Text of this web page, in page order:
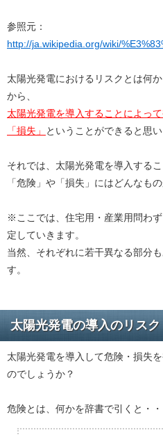
参照元：
http://ja.wikipedia.org/wiki/
太陽光発電におけるリスクとは何
から、
太陽光発電を導入することによっ
「損失」
ということができると思い
それでは、太陽光発電を導入する
「危険」や「損失」にはどんなも
※ここでは、住宅用・産業用問わ
定していきます。
当然、それぞれに若干異なる部分
す。
太陽光発電の導入のリス
太陽光発電を導入して危険・損失
のでしょうか？
危険とは、何かを辞書で引くと・・